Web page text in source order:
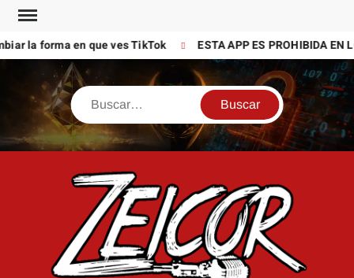
Saltar
contenido
la forma en que ves TikTok ESTA APP ES PROHIBIDA EN
Buscar